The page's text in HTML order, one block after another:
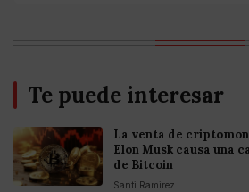
Te puede interesar
La venta de
Elon Musk causa una
de Bitcoin
Santi Ramirez